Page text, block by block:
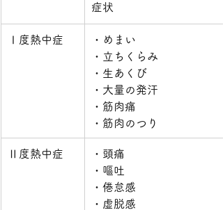
症状
Ⅰ度熱中症
・めまい
・立ちくらみ
・生あくび
・大量の発汗
・筋肉痛
・筋肉のつり
Ⅱ度熱中症
・頭痛
・嘔吐
・倦怠感
・虚脱感